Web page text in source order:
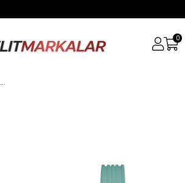
0
Gc (Guess Collection)